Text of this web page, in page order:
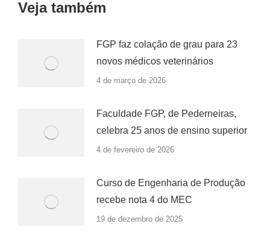
Veja também
FGP faz colação de grau para 23
novos médicos veterinários
4 de março de 2026
Faculdade FGP, de Pederneiras,
celebra 25 anos de ensino superior
4 de fevereiro de 2026
Curso de Engenharia de Produção
recebe nota 4 do MEC
19 de dezembro de 2025